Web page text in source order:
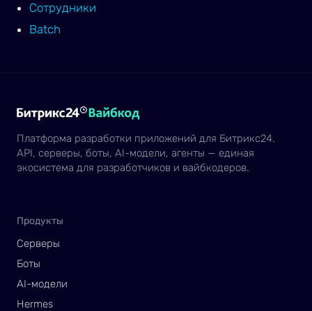
Сотрудники
Batch
Платформа разработки приложений для Битрикс24.
API, серверы, боты, AI-модели, агенты — единая
экосистема для разработчиков и вайбкодеров.
Продукты
Серверы
Боты
AI-модели
Hermes